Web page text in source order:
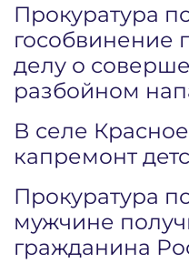
Прокуратура
гособвинение
делу о
разбойном
В селе
капремонт
Прокуратура
мужчине
гражданина